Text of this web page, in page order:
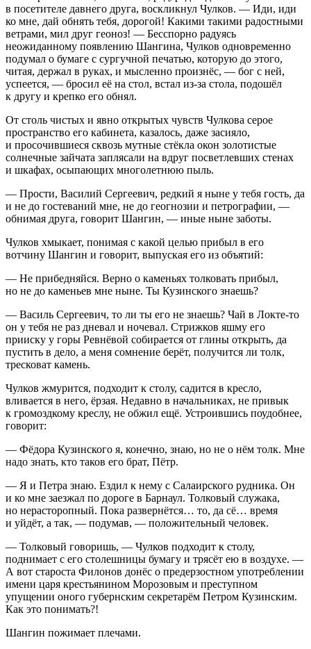
в посетителе давнего друга, воскликнул Чулков. — Иди, иди
ко мне, дай обнять тебя, дорогой! Какими такими радостными
ветрами, мил друг геоноз! — Бесспорно радуясь
неожиданному появлению Шангина, Чулков одновременно
подумал о бумаге с сургучной печатью, которую до этого,
читая, держал в руках, и мысленно произнёс, — бог с ней,
успеется, — бросил её на стол, встал из-за стола, подошёл
к другу и крепко его обнял.
От столь чистых и явно открытых чувств Чулкова серое
пространство его кабинета, казалось, даже засияло,
и просочившиеся сквозь мутные стёкла окон золотистые
солнечные зайчата заплясали на вдруг посветлевших стенах
и шкафах, осыпающих многолетнюю пыль.
— Прости, Василий Сергеевич, редкий я ныне у тебя гость, да
и не до гостеваний мне, не до геогнозии и петрографии, —
обнимая друга, говорит Шангин, — иные ныне заботы.
Чулков хмыкает, понимая с какой целью прибыл в его
вотчину Шангин и говорит, выпуская его из объятий:
— Не прибедняйся. Верно о каменьях толковать прибыл,
но не до каменьев мне ныне. Ты Кузинского знаешь?
— Василь Сергеевич, то ли ты его не знаешь? Чай в Локте-то
он у тебя не раз дневал и ночевал. Стрижков яшму его
прииску у горы Ревнёвой собирается от глины открыть, да
пустить в дело, а меня сомнение берёт, получится ли толк,
тресковат камень.
Чулков жмурится, подходит к столу, садится в кресло,
вливается в него, ёрзая. Недавно в начальниках, не привык
к громоздкому креслу, не обжил ещё. Устроившись поудобнее,
говорит:
— Фёдора Кузинского я, конечно, знаю, но не о нём толк. Мне
надо знать, кто таков его брат, Пётр.
— Я и Петра знаю. Ездил к нему с Салаирского рудника. Он
и ко мне заезжал по дороге в Барнаул. Толковый служака,
но нерасторопный. Пока развернётся… то, да сё… время
и уйдёт, а так, — подумав, — положительный человек.
— Толковый говоришь, — Чулков подходит к столу,
поднимает с его столешницы бумагу и трясёт ею в воздухе. —
А вот староста Филонов донёс о предерзостном употреблении
имени царя крестьянином Морозовым и преступном
упущении оного губернским секретарём Петром Кузинским.
Как это понимать?!
Шангин пожимает плечами.